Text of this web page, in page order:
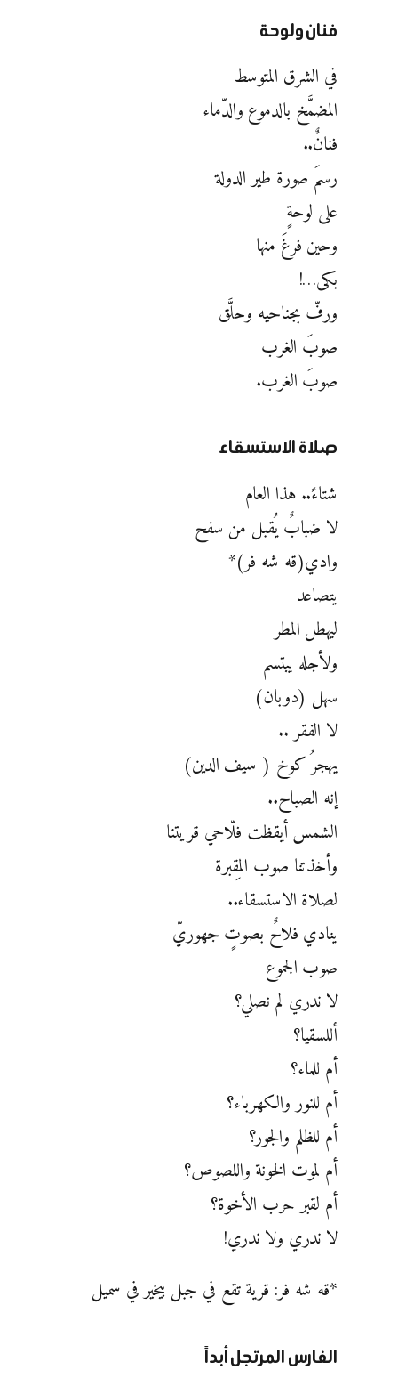
فنان ولوحة
في الشرق المتوسط
المضمَّخ بالدموع والدّماء
فنانٌ..
رسمَ صورة طير الدولة
على لوحةٍ
وحين فرغَ منها
بكى…!
ورفّ بجناحيه وحلَّق
صوبَ الغرب
صوبَ الغرب.
صلاة الاستسقاء
شتاءً.. هذا العام
لا ضبابٌ يُقبل من سفح
وادي(قه شه فر)*
يتصاعد
ليهطل المطر
ولأجله يبتسم
سهل (دوبان)
لا الفقر ..
يهجرُ كوخ ( سيف الدين)
إنه الصباح..
الشمس أيقظت فلّاحي قريتنا
وأخذتنا صوب المِقبرة
لصلاة الاستسقاء..
ينادي فلاحٌ بصوتٍ جهوريّ
صوب الجموع
لا ندري لم نصلي؟
أللسقيا؟
أم للماء؟
أم للنور والكهرباء؟
أم للظلم والجور؟
أم لموت الخونة واللصوص؟
أم لقبر حرب الأخوة؟
لا ندري ولا ندري!
*قه شه فر: قرية تقع في جبل بيخير في سميل
الفارس المرتجل أبداً